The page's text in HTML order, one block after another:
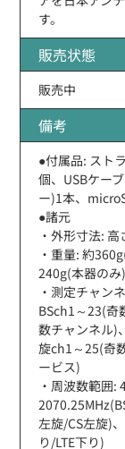
す。
販売状態
販売中
備考
●付属品: スト
個、USBケー
ー)1本、
●諸元
・外形寸法:
・重量: 約
240g(本器のみ)
・測定チャン
BSch1～23(奇
数チャンネル)
旋ch1～25(奇
ービス)
・周波数範囲:
左旋/CS左旋)
り/LTE下り)